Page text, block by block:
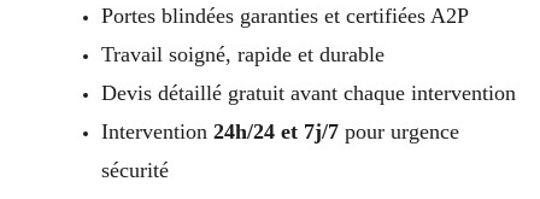
Portes blindées garanties et certifiées A2P
Travail soigné, rapide et durable
Devis détaillé gratuit avant chaque intervention
Intervention 24h/24 et 7j/7pour urgence
sécurité